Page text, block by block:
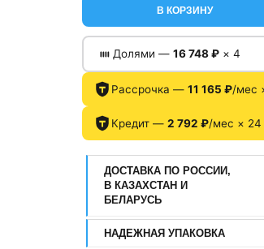
В КОРЗИНУ
Долями — 16 748 ₽× 4
Рассрочка — 11 165 ₽/мес
Кредит — 2 792 ₽/мес × 24
ДОСТАВКА ПО РОССИИ,
В КАЗАХСТАН И
БЕЛАРУСЬ
НАДЕЖНАЯ УПАКОВКА